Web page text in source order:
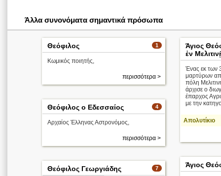
Άλλα συνονόματα σημαντικά πρόσωπα
1
Θεόφιλος
Κωμικός ποιητής,
περισσότερα >
Άγιος
ἐν
Ένας εκ των
μαρτύρων
πόλη
άρχισε ο
έπαρχος
με την
Απολυτίκιο
4
Θεόφιλος ο Εδεσσαίος
Αρχαίος Έλληνας Αστρονόμος,
περισσότερα >
Άγιος
7
Θεόφιλος Γεωργιάδης